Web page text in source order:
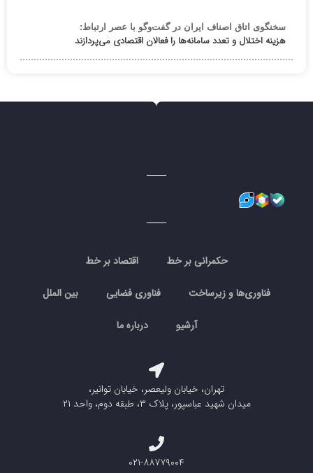
سخنگوی اتاق اصناف ایران در گفت‌وگو با عصر ارتباط:
هزینه اختلال و تعدد سامانه‌ها را فعالان اقتصادی می‌پردازند
حکمرانی بر خط اقتصاد بر خط
فناوری‌ها و زیرساخت فناوری فضایی بین الملل
آرشیو درباره ما
تهران، خیابان ولیعصر، خیابان توانیر،
میدان شهید عباسپور، پلاک ۳، طبقه دوم، واحد ۲۱
۰۲۱-۸۸۷۷۹۰۰۴